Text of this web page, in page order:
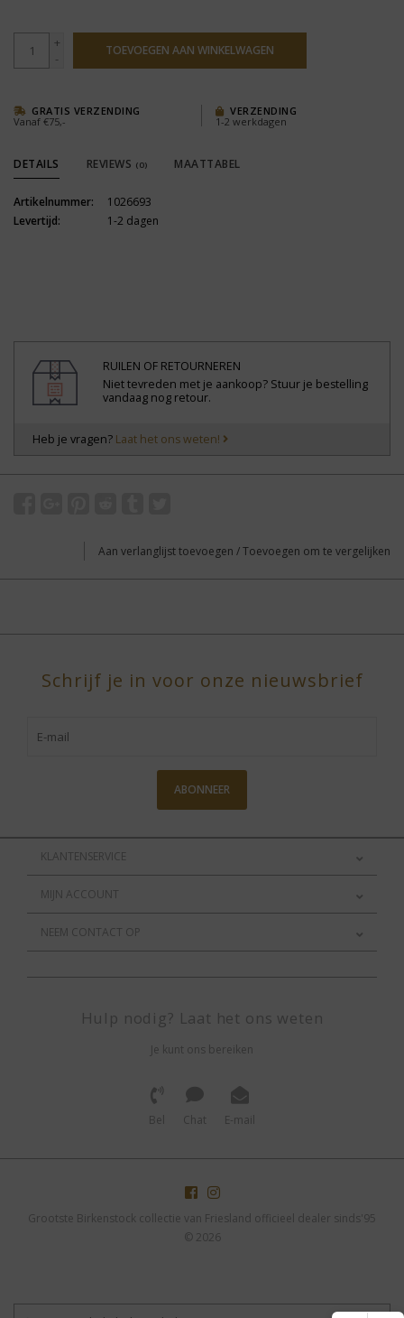
+
-
TOEVOEGEN AAN WINKELWAGEN
GRATIS VERZENDING
Vanaf €75,-
VERZENDING
1-2 werkdagen
DETAILS REVIEWS (0) MAATTABEL
Artikelnummer:
1026693
Levertijd:
1-2 dagen
RUILEN OF RETOURNEREN
Niet tevreden met je aankoop? Stuur je bestelling
vandaag nog retour.
Heb je vragen? Laat het ons weten!
Aan verlanglijst toevoegen /Toevoegen om te vergelijken
Schrijf je in voor onze nieuwsbrief
ABONNEER
KLANTENSERVICE
MIJN ACCOUNT
NEEM CONTACT OP
Hulp nodig? Laat het ons weten
Je kunt ons bereiken
Bel Chat E-mail
Grootste Birkenstock collectie van Friesland officieel dealer sinds'95
© 2026